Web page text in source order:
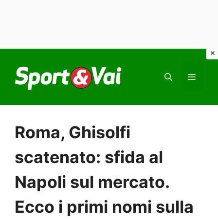
contenuto
Roma, Ghisolfi
scatenato: sfida al
Napoli sul mercato.
Ecco i primi nomi sulla